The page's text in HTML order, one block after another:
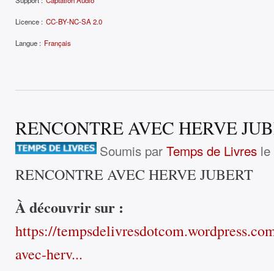
Licence : CC-BY-NC-SA 2.0
Langue : Français
RENCONTRE AVEC HERVE
Soumis parTemps de Livres
RENCONTRE AVEC HERVE JUBERT
À découvrir sur :
https://
avec-herv...